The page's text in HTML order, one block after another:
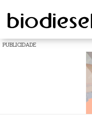
PUBLICIDADE